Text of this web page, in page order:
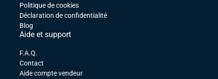
Politique de cookies
Déclaration de confidentialité
Blog
Aide et support
F.A.Q.
Contact
Aide compte vendeur